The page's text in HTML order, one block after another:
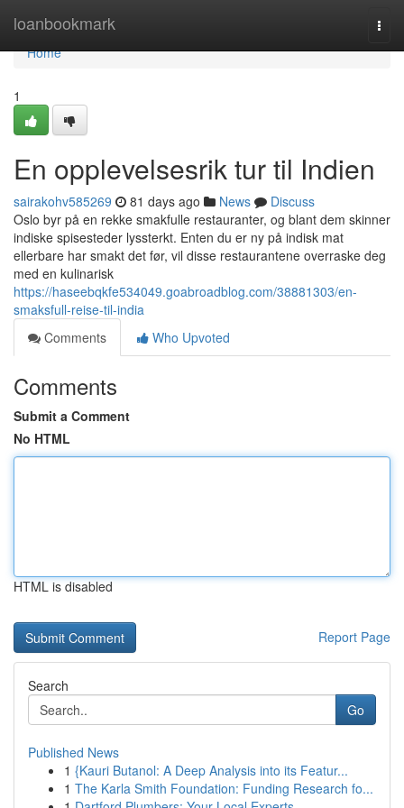
loanbookmark
Home
Home
1
En opplevelsesrik tur til Indien
sairakohv585269 81 days ago News
Discuss
Oslo byr på en rekke smakfulle restauranter, og blant dem skinner
indiske spisesteder lyssterkt. Enten du er ny på indisk mat
ellerbare har smakt det før, vil disse restaurantene overraske deg
med en kulinarisk
https://haseebqkfe534049.goabroadblog.com/38881303/en-
smaksfull-reise-til-india
Comments
Who Upvoted
Comments
Submit a Comment
No HTML
HTML is disabled
Report Page
Search
Go
Published News
1 {Kauri Butanol: A Deep Analysis into its Featur...
1 The Karla Smith Foundation: Funding Research fo...